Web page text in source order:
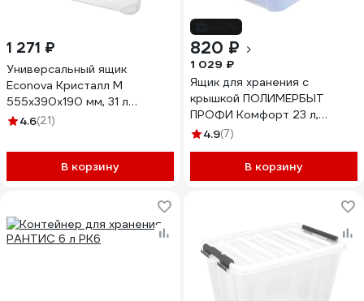
1 271 ₽
Универсальный ящик
Econova Кристалл М
555х390х190 мм, 31 л
бесцветный 431265901
4.6(21)
В корзину
820 ₽
1 029 ₽
Ящик для хранения с
крышкой ПОЛИМЕРБЫТ
ПРОФИ Комфорт 23 л,
прозрачный 63200794
4.9(7)
В корзину